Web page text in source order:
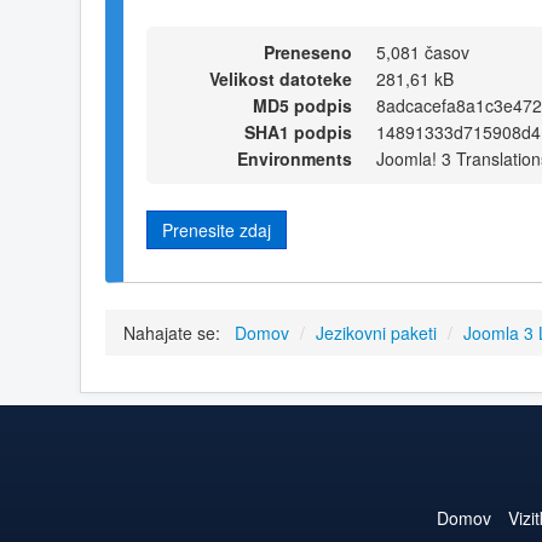
Preneseno
5,081 časov
Velikost datoteke
281,61 kB
MD5 podpis
SHA1 podpis
Environments
Joomla! 3
Prenesite zdaj
Nahajate se: Domov / Jezikovni paketi / Joomla 3
Domov